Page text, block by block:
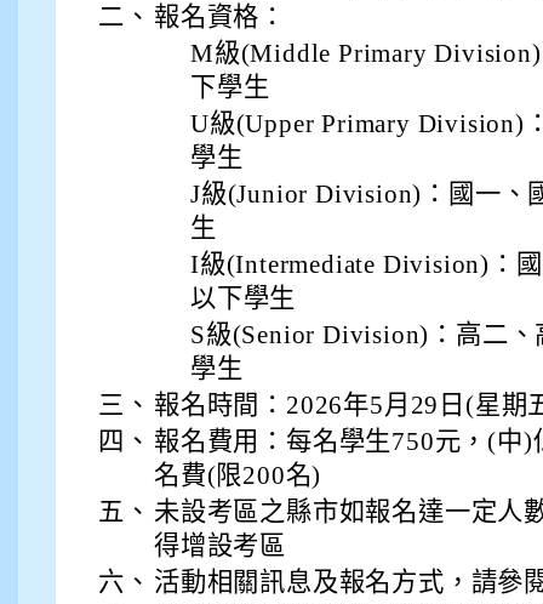
二、 報名資格：
M級(Middle Primary
下學生
U級(Upper Primary Division)
學生
J級(Junior Division)：國一、
生
I級(Intermediate Division)：
以下學生
S級(Senior Division)：高二
學生
三、 報名時間：2026年5月29日(星期
四、 報名費用：每名學生750元，(中
名費(限200名)
五、 未設考區之縣市如報名達一定人
得增設考區
六、 活動相關訊息及報名方式，請參